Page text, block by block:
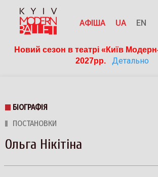
АФІША UA EN
Новий сезон в театрі «Київ
2027рр.
Детально
БІОГРАФІЯ
ПОСТАНОВКИ
Ольга Нікітіна